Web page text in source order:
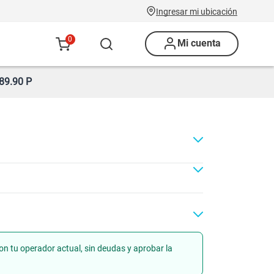
Ingresar mi ubicación
0 Mi cuenta
P
Renovación
tu operador actual, sin deudas y aprobar la